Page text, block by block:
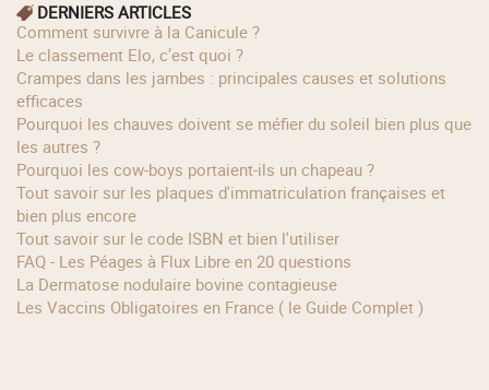
DERNIERS ARTICLES
Comment survivre à la Canicule ?
Le classement Elo, c’est quoi ?
Crampes dans les jambes : principales causes et solutions
efficaces
Pourquoi les chauves doivent se méfier du soleil bien plus que
les autres ?
Pourquoi les cow‑boys portaient‑ils un chapeau ?
Tout savoir sur les plaques d'immatriculation françaises et
bien plus encore
Tout savoir sur le code ISBN et bien l'utiliser
FAQ - Les Péages à Flux Libre en 20 questions
La Dermatose nodulaire bovine contagieuse
Les Vaccins Obligatoires en France ( le Guide Complet )